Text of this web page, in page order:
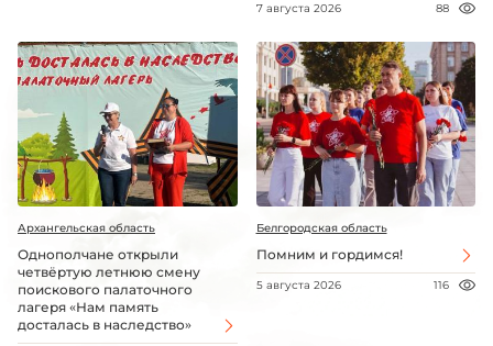
7 августа 2026 88
Архангельская область
Однополчане открыли
четвёртую летнюю смену
поискового палаточного
лагеря «Нам память
досталась в наследство»
Белгородская область
Помним и гордимся!
5 августа 2026 116